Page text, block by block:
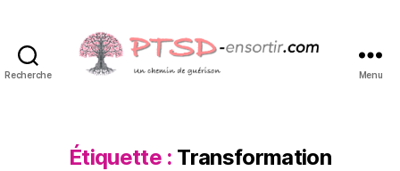
Recherche Menu
Étiquette : Transformation